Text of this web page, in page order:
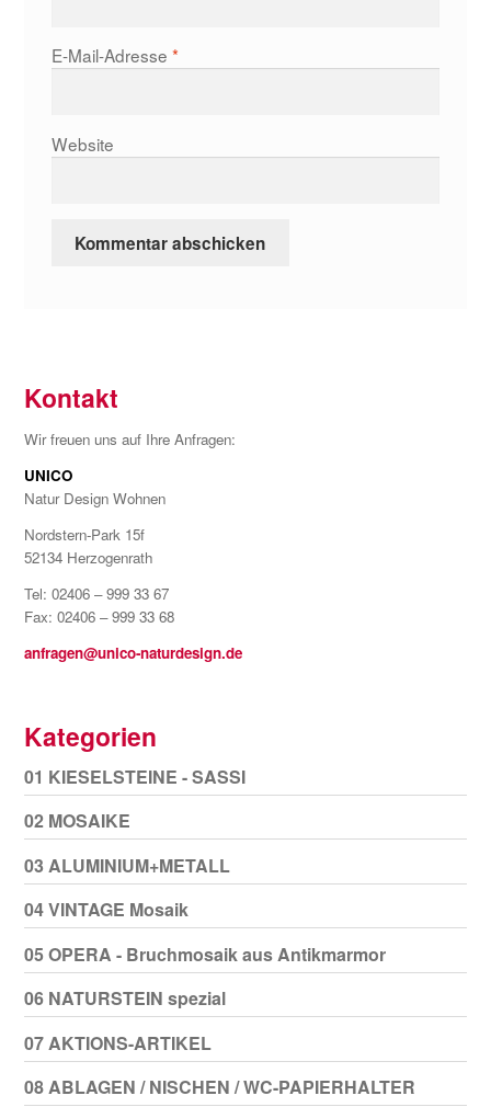
E-Mail-Adresse *
Website
Kontakt
Wir freuen uns auf Ihre Anfragen:
UNICO
Natur Design Wohnen
Nordstern-Park 15f
52134 Herzogenrath
Tel: 02406 – 999 33 67
Fax: 02406 – 999 33 68
anfragen@unico-naturdesign.de
Kategorien
01 KIESELSTEINE - SASSI
02 MOSAIKE
03 ALUMINIUM+METALL
04 VINTAGE Mosaik
05 OPERA - Bruchmosaik aus Antikmarmor
06 NATURSTEIN spezial
07 AKTIONS-ARTIKEL
08 ABLAGEN / NISCHEN / WC-PAPIERHALTER